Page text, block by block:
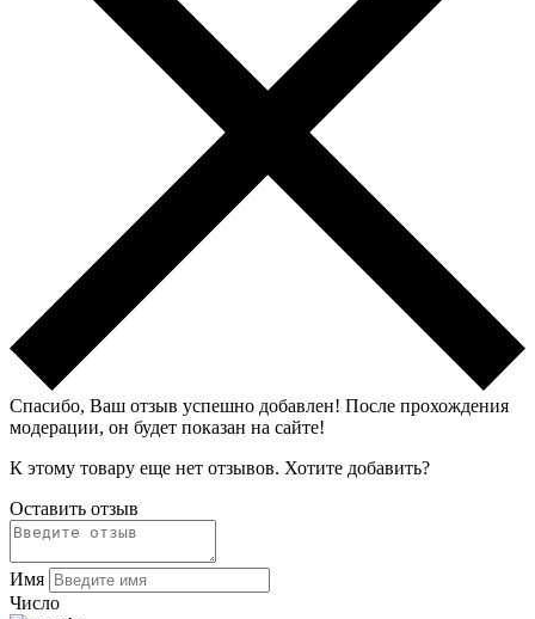
Спасибо, Ваш отзыв успешно добавлен! После прохождения
модерации, он будет показан на сайте!
К этому товару еще нет отзывов. Хотите добавить?
Оставить отзыв
Имя
Число